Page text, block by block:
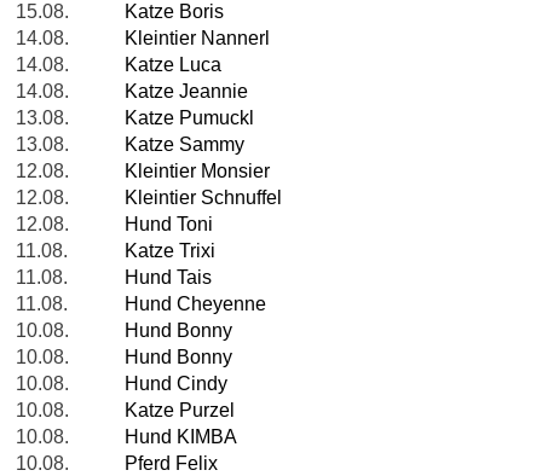
15.08.
Katze Boris
14.08.
Kleintier Nannerl
14.08.
Katze Luca
14.08.
Katze Jeannie
13.08.
Katze Pumuckl
13.08.
Katze Sammy
12.08.
Kleintier Monsier
12.08.
Kleintier Schnuffel
12.08.
Hund Toni
11.08.
Katze Trixi
11.08.
Hund Tais
11.08.
Hund Cheyenne
10.08.
Hund Bonny
10.08.
Hund Bonny
10.08.
Hund Cindy
10.08.
Katze Purzel
10.08.
Hund KIMBA
10.08.
Pferd Felix